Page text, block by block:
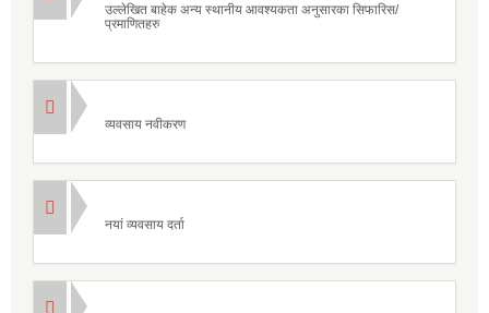
उल्लेखित बाहेक अन्य स्थानीय आवश्यकता अनुसारका सिफारिस/
प्रमाणितहरु
व्यवसाय नवीकरण
नयां व्यवसाय दर्ता